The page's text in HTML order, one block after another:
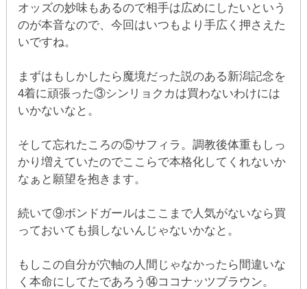
オッズの妙味もあるので相手は広めにしたいという
のが本音なので、今回はいつもより手広く押さえた
いですね。
まずはもしかしたら魔境だった説のある新潟記念を
4着に頑張った③シンリョクカは買わないわけには
いかないなと。
そして忘れたころの⑤サフィラ。調教後体重もしっ
かり増えていたのでここらで本格化してくれないか
なぁと願望を抱きます。
続いて⑨ボンドガールはここまで人気がないなら買
っておいても損しないんじゃないかなと。
もしこの自分が穴軸の人間じゃなかったら間違いな
く本命にしてたであろう⑭ココナッツブラウン。